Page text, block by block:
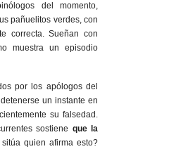
del momento,
pañuelitos verdes, con
correcta. Sueñan con
muestra un episodio
por los apólogos del
un instante en
su falsedad.
sostiene que la
quien afirma esto?